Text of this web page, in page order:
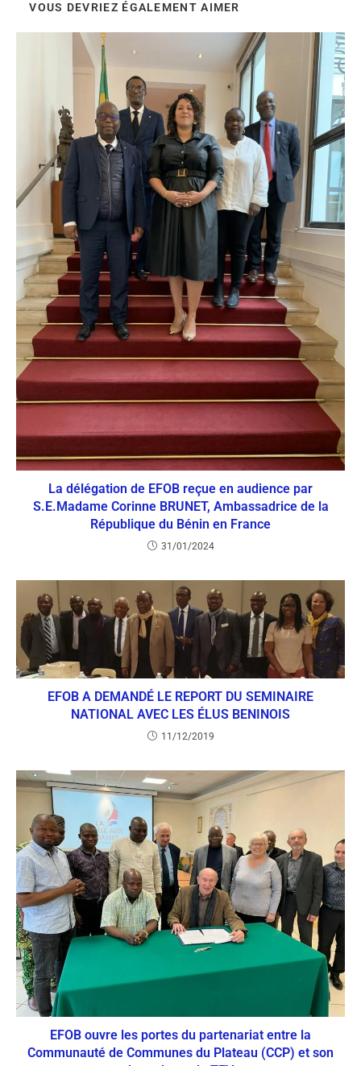
VOUS DEVRIEZ ÉGALEMENT AIMER
La délégation de EFOB reçue en audience par
S.E.Madame Corinne BRUNET, Ambassadrice de la
République du Bénin en France
31/01/2024
EFOB A DEMANDÉ LE REPORT DU SEMINAIRE
NATIONAL AVEC LES ÉLUS BENINOIS
11/12/2019
EFOB ouvre les portes du partenariat entre la
Communauté de Communes du Plateau (CCP) et son